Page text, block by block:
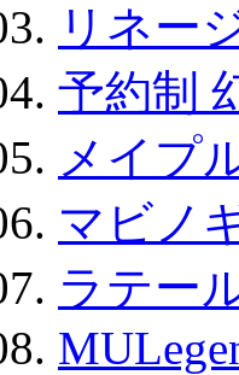
リネー
予約制
メイプ
マビノ
ラテー